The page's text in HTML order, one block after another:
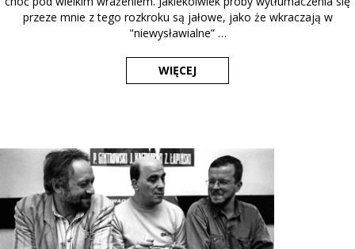
przeze mnie z tego rozkroku są jałowe, jako że wkraczają w
"niewysławialne” …
WIĘCEJ